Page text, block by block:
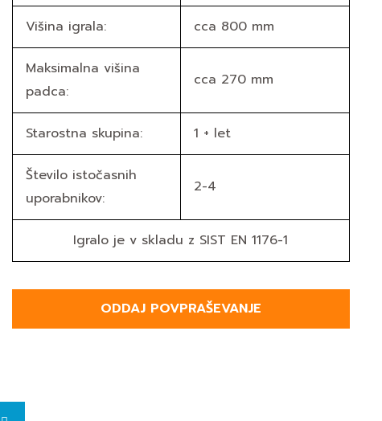
Višina igrala: cca 800 mm
Maksimalna višina
padca:
cca 270 mm
Starostna skupina: 1 + let
Število istočasnih
uporabnikov:
2-4
Igralo je v skladu z SIST EN 1176-1
ODDAJ POVPRAŠEVANJE